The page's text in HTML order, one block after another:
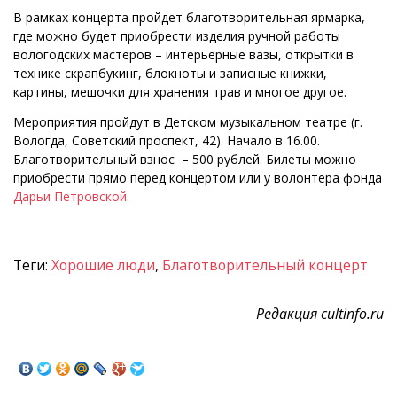
В рамках концерта пройдет благотворительная ярмарка,
где можно будет приобрести изделия ручной работы
вологодских мастеров – интерьерные вазы, открытки в
технике скрапбукинг, блокноты и записные книжки,
картины, мешочки для хранения трав и многое другое.
Мероприятия пройдут в Детском музыкальном театре (г.
Вологда, Советский проспект, 42). Начало в 16.00.
Благотворительный взнос – 500 рублей. Билеты можно
приобрести прямо перед концертом или у волонтера фонда
Дарьи Петровской.
Теги: Хорошие люди, Благотворительный концерт
Редакция cultinfo.ru